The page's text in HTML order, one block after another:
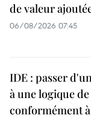
de valeur
06/08/2026 07:45
IDE : passer
à une logique
conformément